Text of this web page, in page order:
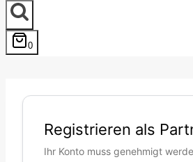
0
Registrieren als
Ihr Konto muss genehmigt